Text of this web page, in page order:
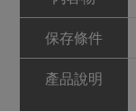
保存條件
產品說明